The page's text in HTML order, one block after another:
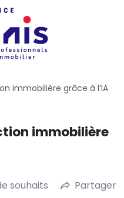
immobilière grâce à l’IA
immobilière
souhaits Partager